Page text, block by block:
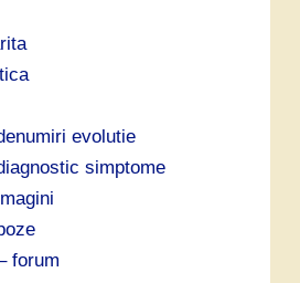
evolutie
simptome
forum